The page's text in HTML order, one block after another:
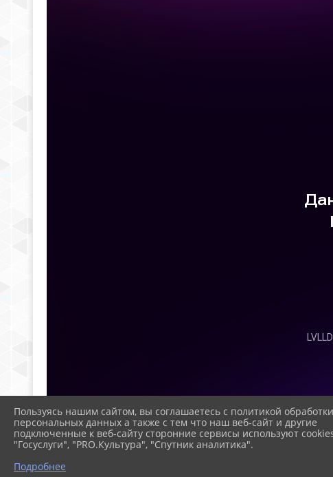
Пользуясь нашим сайтом, вы соглашаетесь с политикой обработки
персональных данных а также с тем что наш веб-сайт и другие
подключенные к веб-сайту сторонние сервисы используют
"Госуслуги", "PRO.Культура", "Спутник аналитика".
Подробнее